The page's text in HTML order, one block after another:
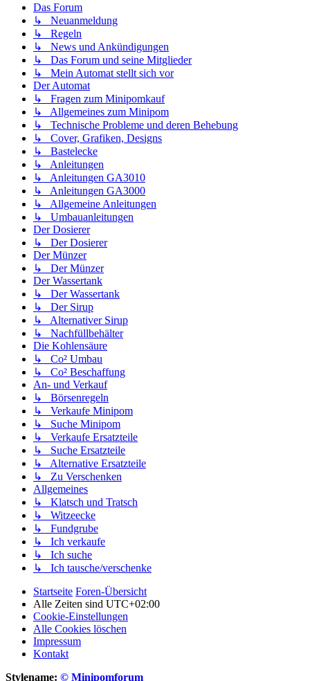
Das Forum
↳ Neuanmeldung
↳ Regeln
↳ News und Ankündigungen
↳ Das Forum und seine Mitglieder
↳ Mein Automat stellt sich vor
Der Automat
↳ Fragen zum Minipomkauf
↳ Allgemeines zum Minipom
↳ Technische Probleme und deren Behebung
↳ Cover, Grafiken, Designs
↳ Bastelecke
↳ Anleitungen
↳ Anleitungen GA3010
↳ Anleitungen GA3000
↳ Allgemeine Anleitungen
↳ Umbauanleitungen
Der Dosierer
↳ Der Dosierer
Der Münzer
↳ Der Münzer
Der Wassertank
↳ Der Wassertank
↳ Der Sirup
↳ Alternativer Sirup
↳ Nachfüllbehälter
Die Kohlensäure
↳ Co² Umbau
↳ Co² Beschaffung
An- und Verkauf
↳ Börsenregeln
↳ Verkaufe Minipom
↳ Suche Minipom
↳ Verkaufe Ersatzteile
↳ Suche Ersatzteile
↳ Alternative Ersatzteile
↳ Zu Verschenken
Allgemeines
↳ Klatsch und Tratsch
↳ Witzeecke
↳ Fundgrube
↳ Ich verkaufe
↳ Ich suche
↳ Ich tausche/verschenke
Startseite Foren-Übersicht
Alle Zeiten sind UTC+02:00
Cookie-Einstellungen
Alle Cookies löschen
Impressum
Kontakt
Stylename: © Minipomforum